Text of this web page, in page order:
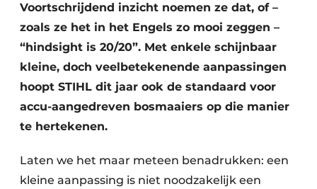
Voortschrijdend inzicht noemen ze dat, of –
zoals ze het in het Engels zo mooi zeggen –
“hindsight is 20/20”. Met enkele schijnbaar
kleine, doch veelbetekenende aanpassingen
hoopt STIHL dit jaar ook de standaard voor
accu-aangedreven bosmaaiers op die manier
te hertekenen.
Laten we het maar meteen benadrukken: een
kleine aanpassing is niet noodzakelijk een